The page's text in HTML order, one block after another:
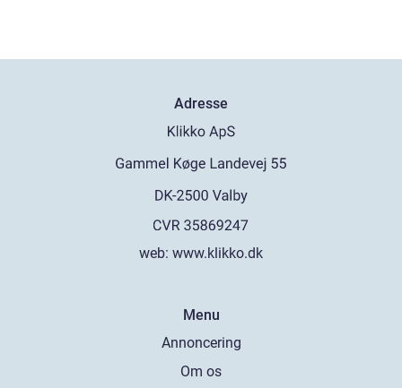
Adresse
web: www.klikko.dk
Menu
Annoncering
Om os